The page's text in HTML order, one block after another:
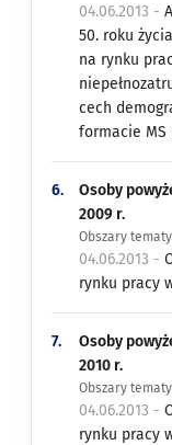
04.06.2013 -
50. roku
na rynku
cech
formacie MS
6.
Osoby
2009 r.
Obszary
04.06.2013 -
rynku pracy
7.
Osoby
2010 r.
Obszary
04.06.2013 -
rynku pracy